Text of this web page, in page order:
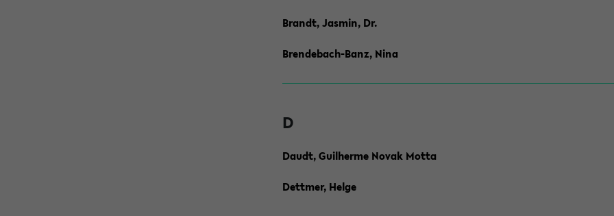
Brandt, Jasmin, Dr.
Brendebach-Banz, Nina
D
Daudt, Guilherme Novak Motta
Dettmer, Helge